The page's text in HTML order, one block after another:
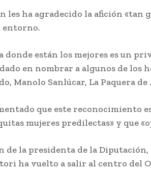
les ha agradecido la afición
entorno.
donde están los mejores es un
en nombrar a algunos de los
Manolo Sanlúcar, La Paquera
que este reconocimiento
mujeres predilectas» y que
la presidenta de la Diputación,
ha vuelto a salir al centro del